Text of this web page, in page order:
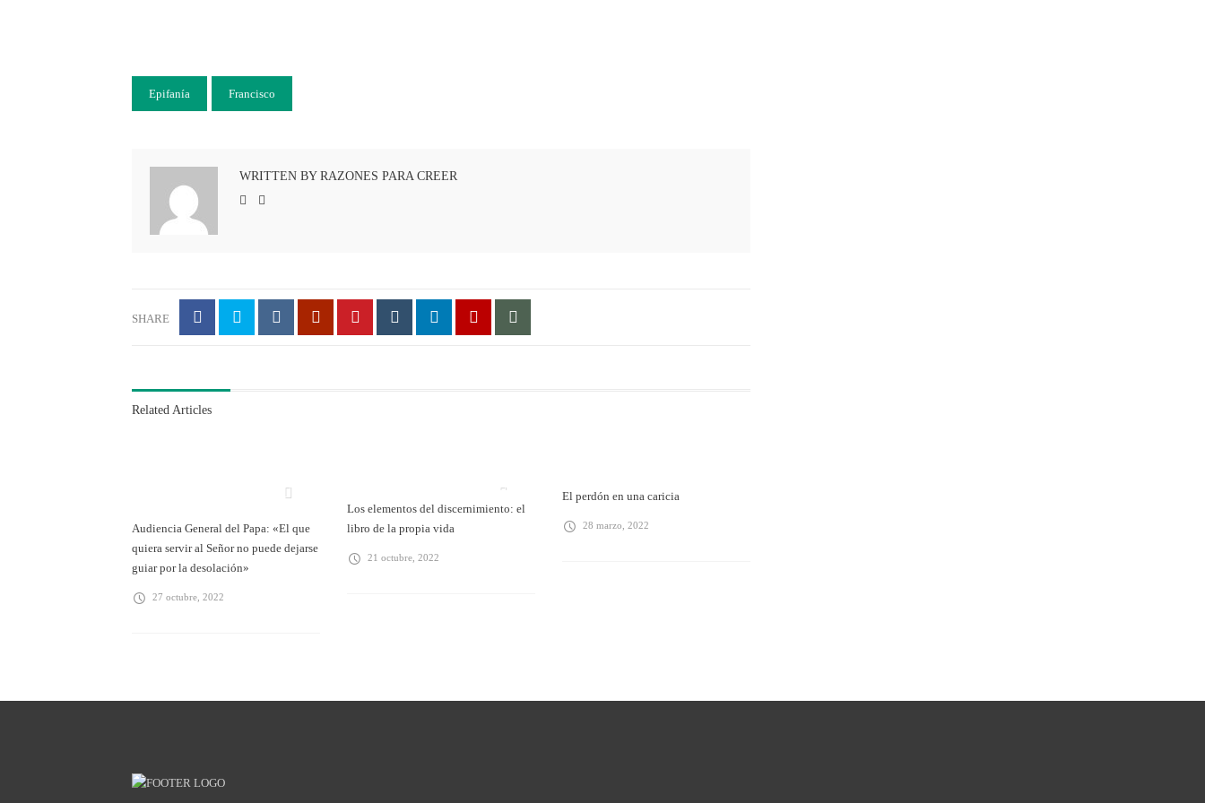
Epifanía Francisco
WRITTEN BY RAZONES PARA CREER
SHARE
Related Articles
Audiencia General del Papa: «El que
quiera servir al Señor no puede dejarse
guiar por la desolación»
27 octubre, 2022
Los elementos del discernimiento: el
libro de la propia vida
21 octubre, 2022
El perdón en una caricia
28 marzo, 2022